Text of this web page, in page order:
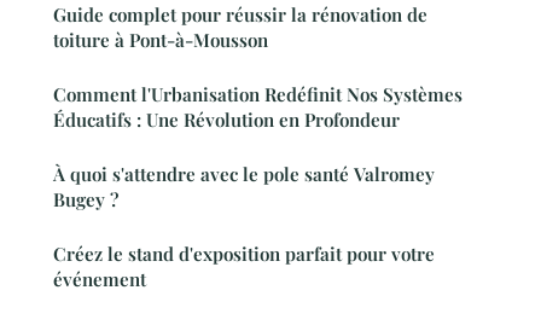
Guide complet pour réussir la rénovation de
toiture à Pont-à-Mousson
Comment l'Urbanisation Redéfinit Nos Systèmes
Éducatifs : Une Révolution en Profondeur
À quoi s'attendre avec le pole santé Valromey
Bugey ?
Créez le stand d'exposition parfait pour votre
événement